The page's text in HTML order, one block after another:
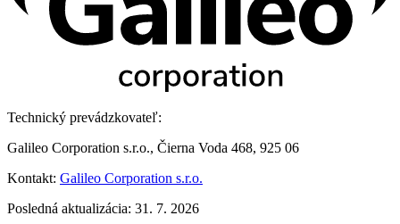
Technický prevádzkovateľ:
Galileo Corporation s.r.o., Čierna Voda 468, 925 06
Kontakt: Galileo Corporation s.r.o.
Posledná aktualizácia: 31. 7. 2026